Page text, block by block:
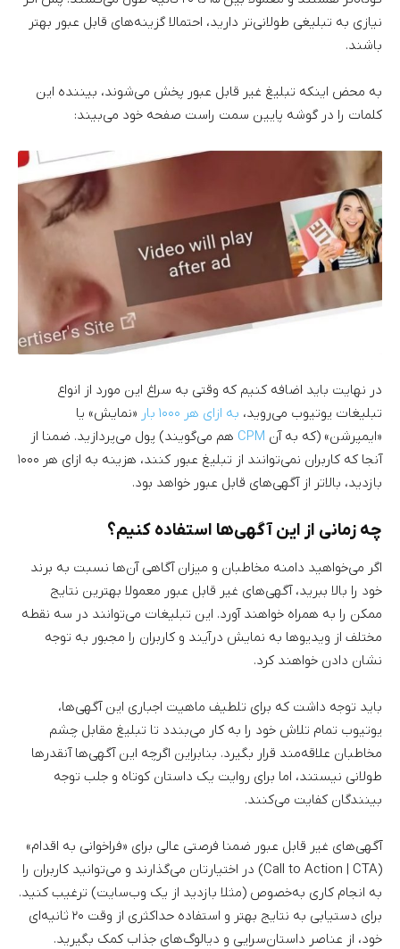
نیازی به تبلیغی طولانی‌تر دارید، احتمالا گزینه‌های قابل عبور بهتر
باشند.
به محض اینکه تبلیغ غیر قابل عبور پخش می‌شوند، بیننده این
کلمات را در گوشه پایین سمت راست صفحه خود می‌بیند:
در نهایت باید اضافه کنیم که وقتی به سراغ این مورد از انواع
تبلیغات یوتیوب می‌روید، به ازای هر ۱۰۰۰ بار
«نمایش» یا
«ایمپرشن» (که به آن CPM هم می‌گویند) پول می‌پردازید. ضمنا از
آنجا که کاربران نمی‌توانند از تبلیغ عبور کنند، هزینه به ازای هر ۱۰۰۰
بازدید، بالاتر از آگهی‌های قابل عبور خواهد بود.
چه زمانی از این آگهی‌ها استفاده کنیم؟
اگر می‌خواهید دامنه مخاطبان و میزان آگاهی‌ آن‌ها نسبت به برند
خود را بالا ببرید، آگهی‌های غیر قابل عبور معمولا بهترین نتایج
ممکن را به همراه خواهند آورد. این تبلیغات می‌توانند در سه نقطه
مختلف از ویدیوها به نمایش درآیند و کاربران را مجبور به توجه
نشان دادن خواهند کرد.
باید توجه داشت که برای تلطیف ماهیت اجباری این آگهی‌ها،
یوتیوب تمام تلاش خود را به کار می‌بندد تا تبلیغ مقابل چشم
مخاطبان علاقه‌مند قرار بگیرد. بنابراین اگرچه این آگهی‌ها آنقدرها
طولانی نیستند، اما برای روایت یک داستان کوتاه و جلب توجه
بینندگان کفایت می‌کنند.
آگهی‌های غیر قابل عبور ضمنا فرصتی عالی برای «فراخوانی به اقدام»
(Call to Action | CTA) در اختیارتان می‌گذارند و می‌توانید کاربران را
به انجام کاری به‌خصوص (مثلا بازدید از یک وب‌سایت) ترغیب کنید.
برای دستیابی به نتایج بهتر و استفاده حداکثری از وقت ۲۰ ثانیه‌ای
خود، از عناصر داستان‌سرایی و دیالوگ‌های جذاب کمک بگیرید.